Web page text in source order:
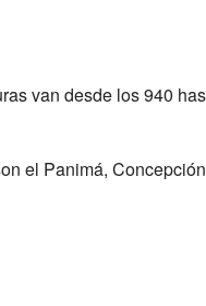
van desde los 940
el Panimá,